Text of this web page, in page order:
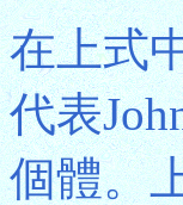
在上式
代表
個體。